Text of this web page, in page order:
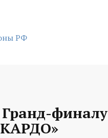
РФ
финалу